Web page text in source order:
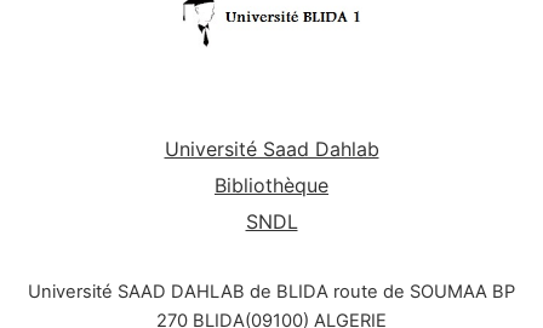
Université Saad Dahlab
Bibliothèque
SNDL
Université SAAD DAHLAB de BLIDA route de SOUMAA BP
270 BLIDA(09100) ALGERIE